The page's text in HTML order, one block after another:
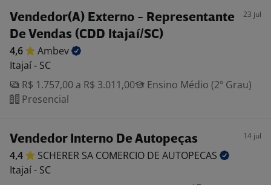
Vendedor(A) Externo - Representante
De Vendas (CDD Itajaí/SC)
23 jul
4,6
Ambev
Itajaí - SC
R$ 1.757,00 a R$ 3.011,00
Ensino Médio (2º Grau)
Presencial
Vendedor Interno De Autopeças 14 jul
4,4 SCHERER SA COMERCIO DE AUTOPECAS
Itajaí - SC